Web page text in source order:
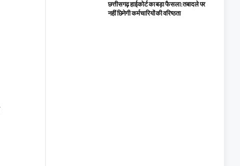
छत्तीसगढ़ हाईकोर्ट का बड़ा फैसला: तबादले पर
नहीं छिनेगी कर्मचारियों की वरिष्ठता